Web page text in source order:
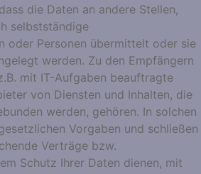
die Daten an andere Stellen,
selbstständige
oder Personen übermittelt oder sie
werden. Zu den Empfängern
mit IT-Aufgaben beauftragte
von Diensten und Inhalten, die
werden, gehören. In solchen
Vorgaben und schließen
Verträge bzw.
Schutz Ihrer Daten dienen, mit